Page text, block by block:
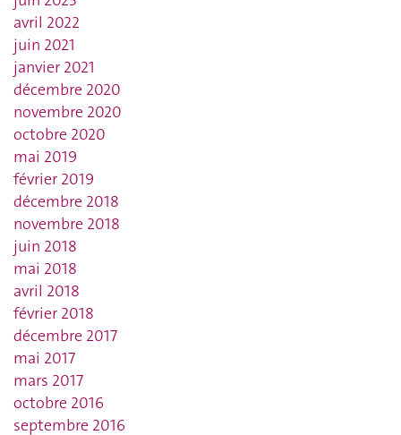
avril 2022
juin 2021
janvier 2021
décembre 2020
novembre 2020
octobre 2020
mai 2019
février 2019
décembre 2018
novembre 2018
juin 2018
mai 2018
avril 2018
février 2018
décembre 2017
mai 2017
mars 2017
octobre 2016
septembre 2016